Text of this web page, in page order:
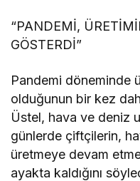
“PANDEMİ,
GÖSTERDİ”
Pandemi döneminde
olduğunun bir kez
Üstel, hava ve deniz
günlerde çiftçilerin,
üretmeye devam
ayakta kaldığını